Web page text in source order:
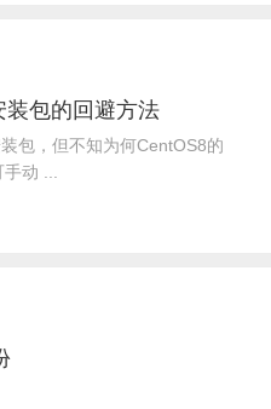
装包的回避方法
包，但不知为何CentOS8的
动 ...